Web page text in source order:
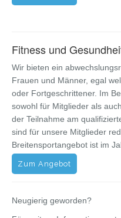
Fitness und
Wir bieten ein
Frauen und Männer, egal
oder Fortgeschrittener. Im
sowohl für Mitglieder als
der Teilnahme am
sind für unsere Mitglieder
Breitensportangebot ist im
Zum Angebot
Neugierig geworden?